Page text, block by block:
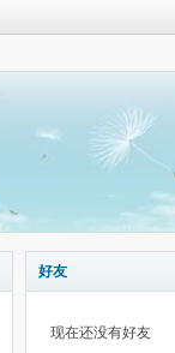
好友
现在还没有好友